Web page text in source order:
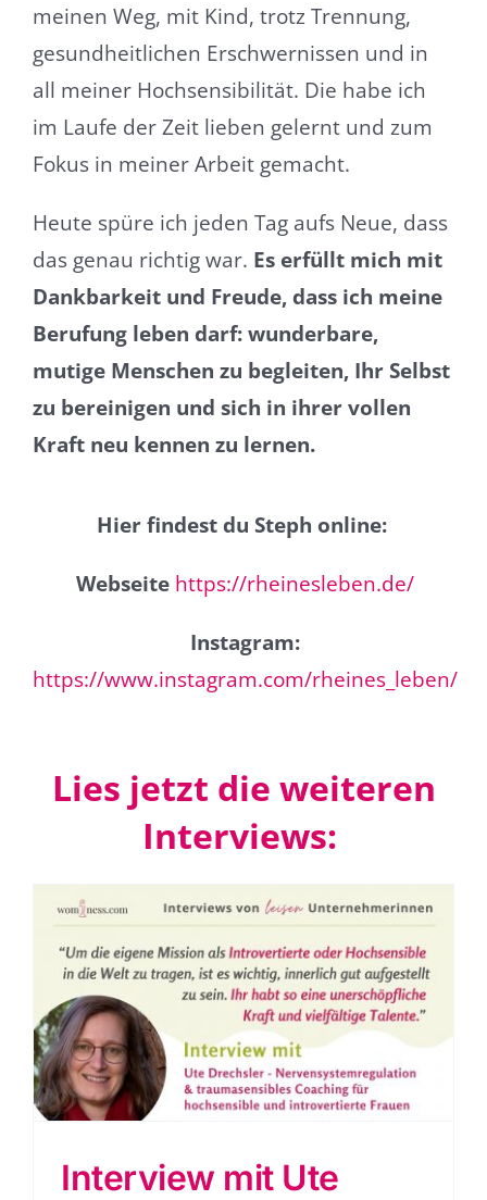
meinen Weg, mit Kind, trotz Trennung,
gesundheitlichen Erschwernissen und in
all meiner Hochsensibilität. Die habe ich
im Laufe der Zeit lieben gelernt und zum
Fokus in meiner Arbeit gemacht.
Heute spüre ich jeden Tag aufs Neue, dass
das genau richtig war. Es erfüllt mich mit
Dankbarkeit und Freude, dass ich meine
Berufung leben darf: wunderbare,
mutige Menschen zu begleiten, Ihr Selbst
zu bereinigen und sich in ihrer vollen
Kraft neu kennen zu lernen.
Hier findest du Steph online:
Webseite https://rheinesleben.de/
Instagram:
https://www.instagram.com/rheines_leben/
Lies jetzt die weiteren
Interviews:
Interview mit Ute